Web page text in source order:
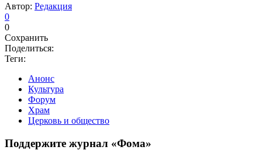
Автор: Редакция
0
0
Сохранить
Поделиться:
Теги:
Анонс
Культура
Форум
Храм
Церковь и общество
Поддержите журнал «Фома»